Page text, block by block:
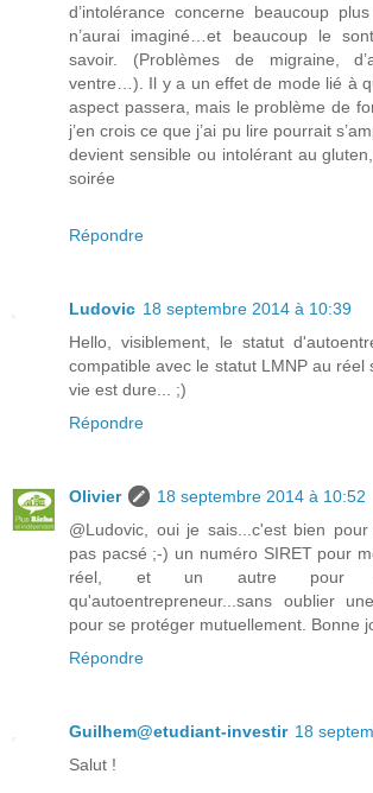
d’intolérance concerne beaucoup
n’aurai imaginé…et beaucoup le
savoir. (Problèmes de migraine,
ventre…). Il y a un effet de mode lié à
aspect passera, mais le problème de
j’en crois ce que j’ai pu lire pourrait
devient sensible ou intolérant au
soirée
Répondre
Ludovic 18 septembre 2014 à 10:39
Hello, visiblement, le statut
compatible avec le statut LMNP au réel
vie est dure... ;)
Répondre
Olivier
18 septembre 2014 à 10:52
@Ludovic, oui je sais...c'est bien
pas pacsé ;-) un numéro SIRET pour
réel, et un autre pour
qu'autoentrepreneur...sans oublier
pour se protéger mutuellement. Bonne
Répondre
Guilhem@etudiant-investir 18
Salut !